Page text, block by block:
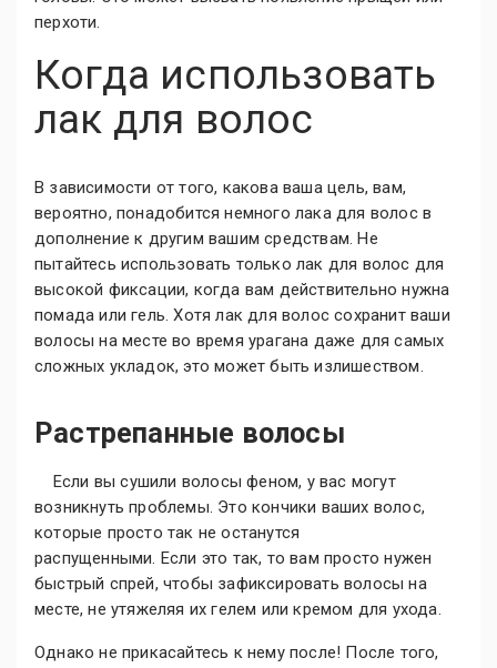
перхоти.
Когда использовать
лак для волос
В зависимости от того, какова ваша цель, вам,
вероятно, понадобится немного лака для волос в
дополнение к другим вашим средствам. Не
пытайтесь использовать только лак для волос для
высокой фиксации, когда вам действительно нужна
помада или гель. Хотя лак для волос сохранит ваши
волосы на месте во время урагана даже для самых
сложных укладок, это может быть излишеством.
Растрепанные волосы
Если вы сушили волосы феном, у вас могут
возникнуть проблемы. Это кончики ваших волос,
которые просто так не останутся
распущенными. Если это так, то вам просто нужен
быстрый спрей, чтобы зафиксировать волосы на
месте, не утяжеляя их гелем или кремом для ухода.
Однако не прикасайтесь к нему после! После того,